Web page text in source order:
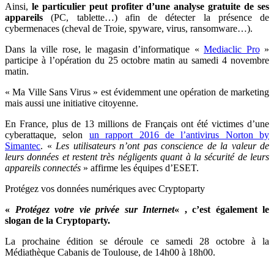
Ainsi, le particulier peut profiter d’une analyse gratuite de ses
appareils (PC, tablette…) afin de détecter la présence de
cybermenaces (cheval de Troie, spyware, virus, ransomware…).
Dans la ville rose, le magasin d’informatique « Mediaclic Pro»
participe à l’opération du 25 octobre matin au samedi 4 novembre
matin.
« Ma Ville Sans Virus » est évidemment une opération de marketing
mais aussi une initiative citoyenne.
En France, plus de 13 millions de Français ont été victimes d’une
cyberattaque, selon un rapport 2016 de l’antivirus Norton by
Simantec. « Les utilisateurs n’ont pas conscience de la valeur de
leurs données et restent très négligents quant à la sécurité de leurs
appareils connectés » affirme les équipes d’ESET.
Protégez vos données numériques avec Cryptoparty
« Protégez votre vie privée sur Internet« , c’est également le
slogan de la Cryptoparty.
La prochaine édition se déroule ce samedi 28 octobre à la
Médiathèque Cabanis de Toulouse, de 14h00 à 18h00.